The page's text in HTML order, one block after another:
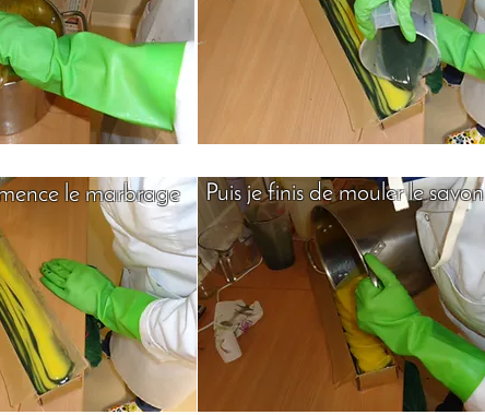
le marbrage Puis je finis de mouler le savon